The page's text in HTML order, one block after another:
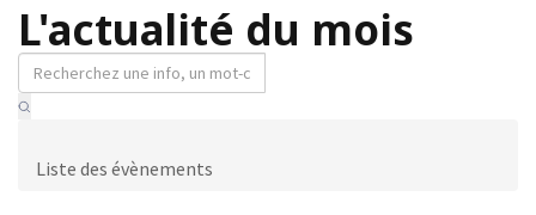
L'actualité du mois
Liste des évènements